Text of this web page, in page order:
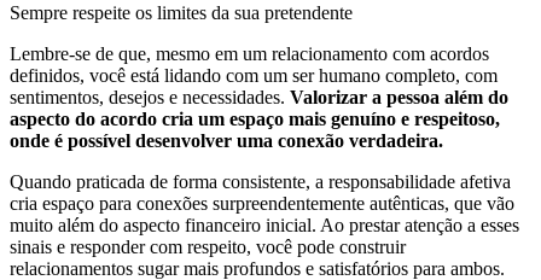
Sempre respeite os limites da sua pretendente
Lembre-se de que, mesmo em um relacionamento com acordos
definidos, você está lidando com um ser humano completo, com
sentimentos, desejos e necessidades. Valorizar a pessoa além do
aspecto do acordo cria um espaço mais genuíno e respeitoso,
onde é possível desenvolver uma conexão verdadeira.
Quando praticada de forma consistente, a responsabilidade afetiva
cria espaço para conexões surpreendentemente autênticas, que vão
muito além do aspecto financeiro inicial. Ao prestar atenção a esses
sinais e responder com respeito, você pode construir
relacionamentos sugar mais profundos e satisfatórios para ambos.